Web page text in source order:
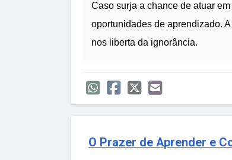
Caso surja a chance de atuar
oportunidades de aprendizado.
nos liberta da ignorância.
O Prazer de Aprender e